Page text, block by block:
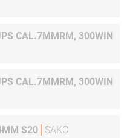
CAL.7MMRM, 300WIN
CAL.7MMRM, 300WIN
JEU DE COLLIER BAS 34MM S20 SAKO